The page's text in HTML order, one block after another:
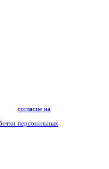
согласие на
персональных